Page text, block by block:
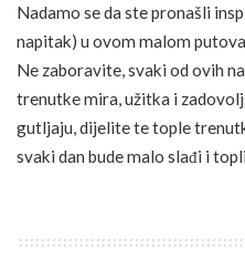
Nadamo se da ste pronašli
napitak) u ovom malom
Ne zaboravite, svaki od ovih
trenutke mira, užitka i
gutljaju, dijelite te tople
svaki dan bude malo slađi i